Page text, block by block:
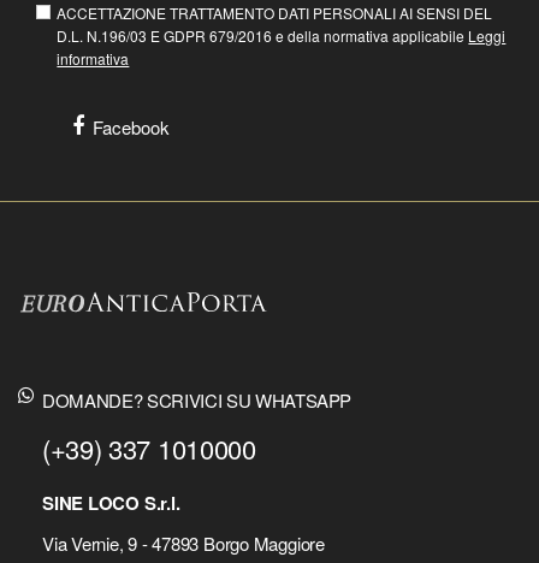
ACCETTAZIONE TRATTAMENTO DATI PERSONALI AI SENSI DEL
D.L. N.196/03 E GDPR 679/2016 e della normativa applicabile Leggi
informativa
Facebook
DOMANDE? SCRIVICI SU WHATSAPP
(+39) 337 1010000
SINE LOCO S.r.l.
Via Vernie, 9 - 47893 Borgo Maggiore